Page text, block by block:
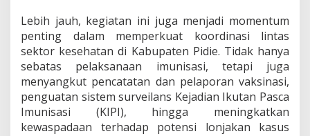
Lebih jauh, kegiatan ini juga menjadi momentum
penting dalam memperkuat koordinasi lintas
sektor kesehatan di Kabupaten Pidie. Tidak hanya
sebatas pelaksanaan imunisasi, tetapi juga
menyangkut pencatatan dan pelaporan vaksinasi,
penguatan sistem surveilans Kejadian Ikutan Pasca
Imunisasi (KIPI), hingga meningkatkan
kewaspadaan terhadap potensi lonjakan kasus